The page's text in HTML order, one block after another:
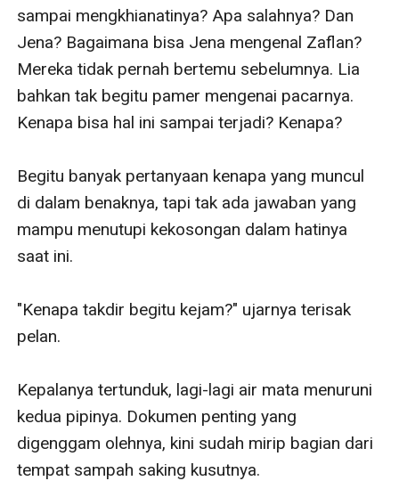
sampai mengkhianatinya? Apa salahnya? Dan
Jena? Bagaimana bisa Jena mengenal Zaflan?
Mereka tidak pernah bertemu sebelumnya. Lia
bahkan tak begitu pamer mengenai pacarnya.
Kenapa bisa hal ini sampai terjadi? Kenapa?
Begitu banyak pertanyaan kenapa yang muncul
di dalam benaknya, tapi tak ada jawaban yang
mampu menutupi kekosongan dalam hatinya
saat ini.
"Kenapa takdir begitu kejam?" ujarnya terisak
pelan.
Kepalanya tertunduk, lagi-lagi air mata menuruni
kedua pipinya. Dokumen penting yang
digenggam olehnya, kini sudah mirip bagian dari
tempat sampah saking kusutnya.